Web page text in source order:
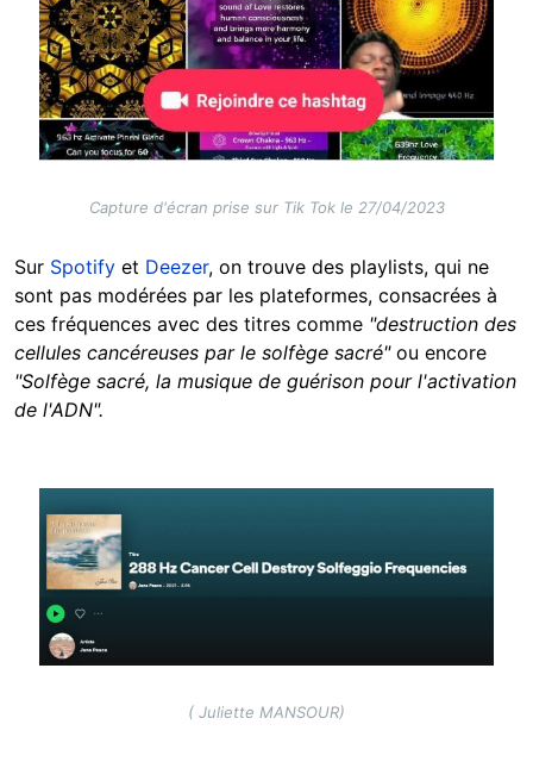
Capture d'écran prise sur Tik Tok le 27/04/2023
Sur Spotify et Deezer, on trouve des playlists, qui ne
sont pas modérées par les plateformes, consacrées à
ces fréquences avec des titres comme "destruction des
cellules cancéreuses par le solfège sacré" ou encore
"Solfège sacré, la musique de guérison pour l'activation
de l'ADN".
( Juliette MANSOUR)